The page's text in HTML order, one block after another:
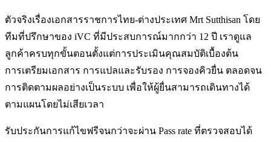
ตัวจริงเรื่องเอกสารราชการไทย-ต่างประเทศ Mrt Sutthisan โดย
ทีมที่ปรึกษาของ iVC ที่มีประสบการณ์มากกว่า 12 ปี เราดูแล
ลูกค้าครบทุกขั้นตอนตั้งแต่การประเมินคุณสมบัติเบื้องต้น
การเตรียมเอกสาร การแปลและรับรอง การจองคิวยื่น ตลอดจน
การติดตามผลอย่างเป็นระบบ เพื่อให้ผู้ยื่นสามารถเดินทางได้
ตามแผนโดยไม่เสียเวลา
รับประกันการแก้ไขฟรีจนกว่าจะผ่าน Pass rate ที่ตรวจสอบได้